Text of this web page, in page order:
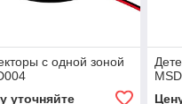
с одной зоной
уточняйте